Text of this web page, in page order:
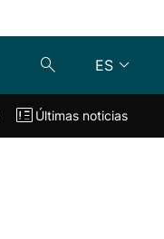
ES
En directo
Últimas noticias